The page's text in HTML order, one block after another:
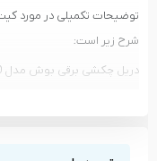
شرح زیر است:
دریل چکشی برقی بوش مدل GSB 600